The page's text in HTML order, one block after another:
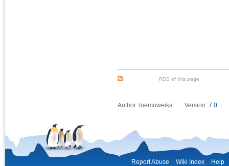
RSS of this page
Author: loemuweika Version: 7.0
Report Abuse Wiki Index
Help